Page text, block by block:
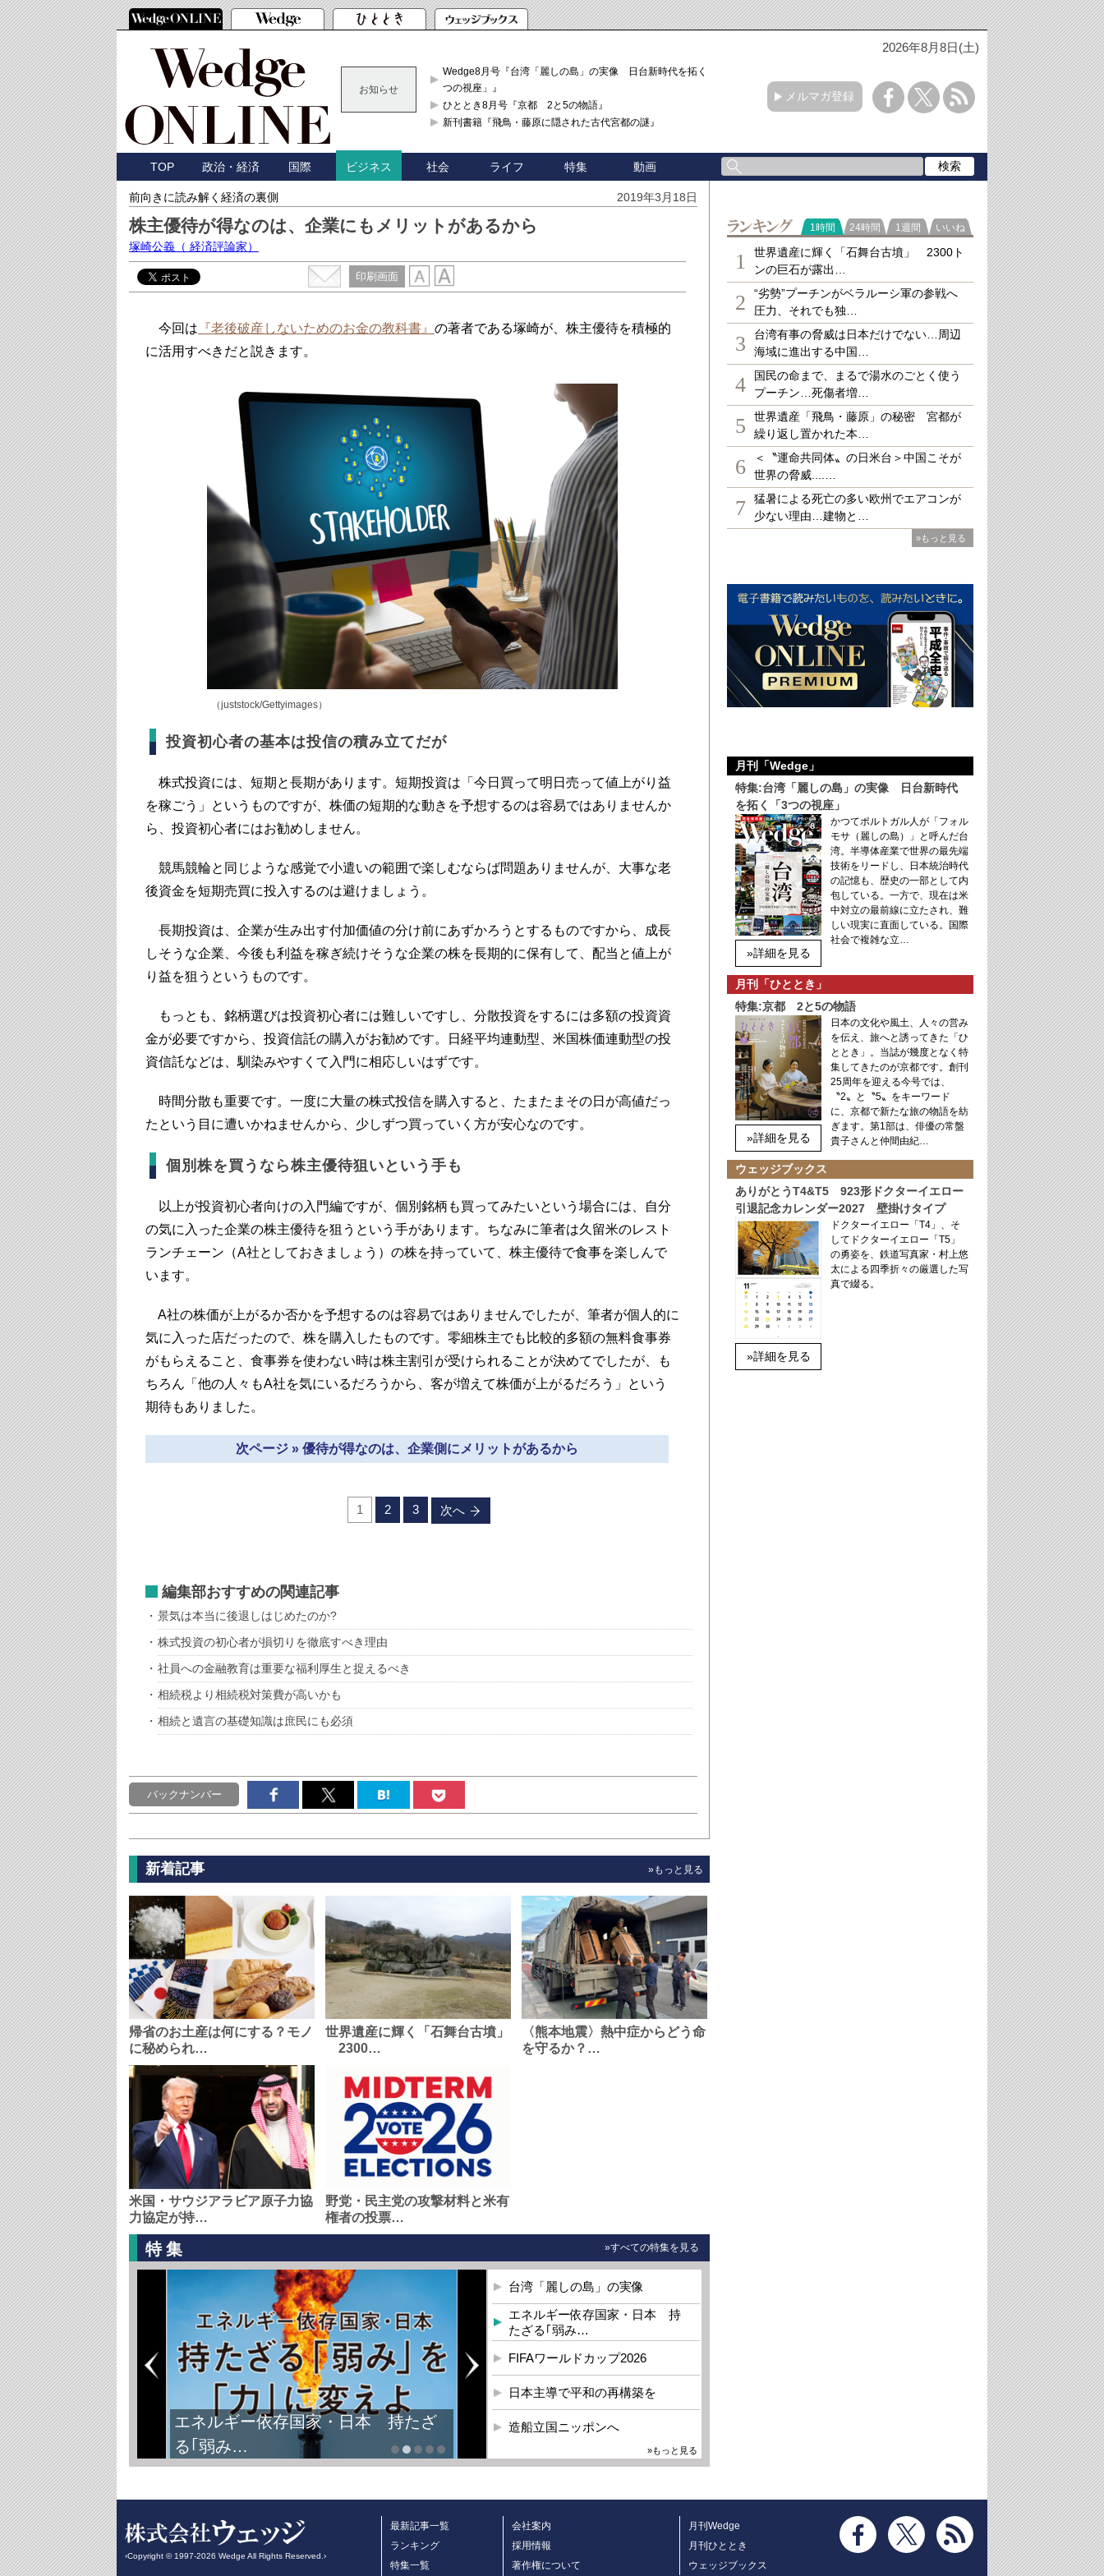
2026年8月8日(土)
お知らせ
Wedge8月号『台湾「麗しの島」の実像 日台新時代を拓く「3
つの視座」』
ひととき8月号『京都 2と5の物語』
新刊書籍『飛鳥・藤原に隠された古代宮都の謎』
メルマガ登録
TOP 政治・経済 国際 ビジネス 社会 ライフ 特集 動画
前向きに読み解く経済の裏側 2019年3月18日
株主優待が得なのは、企業にもメリットがあるから
塚崎公義 （ 経済評論家）
印刷画面
今回は 『老後破産しないためのお金の教科書』 の著者である塚崎が、株主優待を積極的
に活用すべきだと説きます。
（juststock/Gettyimages）
投資初心者の基本は投信の積み立てだが
株式投資には、短期と長期があります。短期投資は「今日買って明日売って値上がり益
を稼ごう」というものですが、株価の短期的な動きを予想するのは容易ではありませんか
ら、投資初心者にはお勧めしません。
競馬競輪と同じような感覚で小遣いの範囲で楽しむならば問題ありませんが、大事な老
後資金を短期売買に投入するのは避けましょう。
長期投資は、企業が生み出す付加価値の分け前にあずかろうとするものですから、成長
しそうな企業、今後も利益を稼ぎ続けそうな企業の株を長期的に保有して、配当と値上が
り益を狙うというものです。
もっとも、銘柄選びは投資初心者には難しいですし、分散投資をするには多額の投資資
金が必要ですから、投資信託の購入がお勧めです。日経平均連動型、米国株価連動型の投
資信託などは、馴染みやすくて入門に相応しいはずです。
時間分散も重要です。一度に大量の株式投信を購入すると、たまたまその日が高値だっ
たという目に遭いかねませんから、少しずつ買っていく方が安心なのです。
個別株を買うなら株主優待狙いという手も
以上が投資初心者向けの入門編ですが、個別銘柄も買ってみたいという場合には、自分
の気に入った企業の株主優待を狙うという手があります。ちなみに筆者は久留米のレスト
ランチェーン（A社としておきましょう）の株を持っていて、株主優待で食事を楽しんで
います。
A社の株価が上がるか否かを予想するのは容易ではありませんでしたが、筆者が個人的に
気に入った店だったので、株を購入したものです。零細株主でも比較的多額の無料食事券
がもらえること、食事券を使わない時は株主割引が受けられることが決めてでしたが、も
ちろん「他の人々もA社を気にいるだろうから、客が増えて株価が上がるだろう」という
期待もありました。
次ページ » 優待が得なのは、企業側にメリットがあるから
1 2 3 次へ
編集部おすすめの関連記事
景気は本当に後退しはじめたのか?
株式投資の初心者が損切りを徹底すべき理由
社員への金融教育は重要な福利厚生と捉えるべき
相続税より相続税対策費が高いかも
相続と遺言の基礎知識は庶民にも必須
バックナンバー
新着記事 »もっと見る
帰省のお土産は何にする？モノ
に秘められ…
世界遺産に輝く「石舞台古墳」
2300…
〈熊本地震〉熱中症からどう命
を守るか？…
米国・サウジアラビア原子力協
力協定が持…
野党・民主党の攻撃材料と米有
権者の投票…
特集 »すべての特集を見る
FIFAワールドカップ2026
台湾「麗しの島」の実像
エネルギー依存国家・日本 持
たざる｢弱み…
FIFAワールドカップ2026
日本主導で平和の再構築を
造船立国ニッポンへ
»もっと見る
ランキング
1時間 24時間 1週間 いいね
1
世界遺産に輝く「石舞台古墳」 2300ト
ンの巨石が露出…
2
“劣勢”プーチンがベラルーシ軍の参戦へ
圧力、それでも独…
3
台湾有事の脅威は日本だけでない…周辺
海域に進出する中国…
4
国民の命まで、まるで湯水のごとく使う
プーチン…死傷者増…
5
世界遺産「飛鳥・藤原」の秘密 宮都が
繰り返し置かれた本…
6
＜〝運命共同体〟の日米台＞中国こそが
世界の脅威....…
7
猛暑による死亡の多い欧州でエアコンが
少ない理由…建物と…
»もっと見る
月刊「Wedge」
特集:台湾「麗しの島」の実像 日台新時代
を拓く「3つの視座」
»詳細を見る
かつてポルトガル人が「フォル
モサ（麗しの島）」と呼んだ台
湾。半導体産業で世界の最先端
技術をリードし、日本統治時代
の記憶も、歴史の一部として内
包している。一方で、現在は米
中対立の最前線に立たされ、難
しい現実に直面している。国際
社会で複雑な立…
月刊「ひととき」
特集:京都 2と5の物語
»詳細を見る
日本の文化や風土、人々の営み
を伝え、旅へと誘ってきた「ひ
ととき」。当誌が幾度となく特
集してきたのが京都です。創刊
25周年を迎える今号では、
〝2〟と〝5〟をキーワード
に、京都で新たな旅の物語を紡
ぎます。第1部は、俳優の常盤
貴子さんと仲間由紀…
ウェッジブックス
ありがとうT4&T5 923形ドクターイエロー
引退記念カレンダー2027 壁掛けタイプ
»詳細を見る
ドクターイエロー「T4」、そ
してドクターイエロー「T5」
の勇姿を、鉄道写真家・村上悠
太による四季折々の厳選した写
真で綴る。
‹Copyright © 1997-2026 Wedge All Rights Reserved.›
最新記事一覧
ランキング
特集一覧
会社案内
採用情報
著作権について
月刊Wedge
月刊ひととき
ウェッジブックス